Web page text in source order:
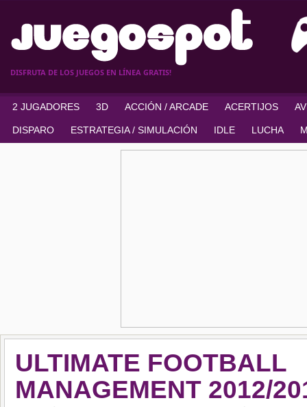
DISFRUTA DE LOS JUEGOS EN LÍNEA GRATIS!
2 JUGADORES 3D ACCIÓN / ARCADE ACERTIJOS
DISPARO ESTRATEGIA / SIMULACIÓN IDLE LUCHA
ULTIMATE FOOTBALL
MANAGEMENT 2012/